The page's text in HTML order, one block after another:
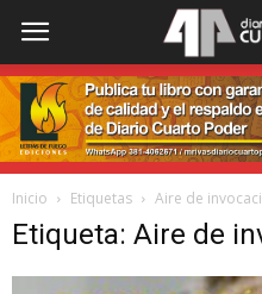
Inicio Etiquetas Aire de
Etiqueta: Aire de